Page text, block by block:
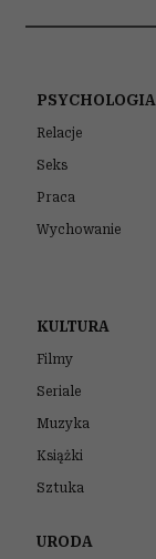
PSYCHOLOGIA
Relacje
Seks
Praca
Wychowanie
KULTURA
Filmy
Seriale
Muzyka
Książki
Sztuka
URODA